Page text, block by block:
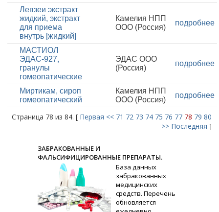
Левзеи экстракт
жидкий, экстракт
для приема
внутрь [жидкий]
Камелия НПП
ООО (Россия)
подробнее
МАСТИОЛ
ЭДАС-927,
гранулы
гомеопатические
ЭДАС ООО
(Россия)
подробнее
Миртикам, сироп
гомеопатический
Камелия НПП
ООО (Россия)
подробнее
Страница 78 из 84. [ Первая << 71 72 73 74 75 76 77 78 79 80
>> Последняя ]
ЗАБРАКОВАННЫЕ И
ФАЛЬСИФИЦИРОВАННЫЕ ПРЕПАРАТЫ.
База данных
забракованных
медицинских
средств. Перечень
обновляется